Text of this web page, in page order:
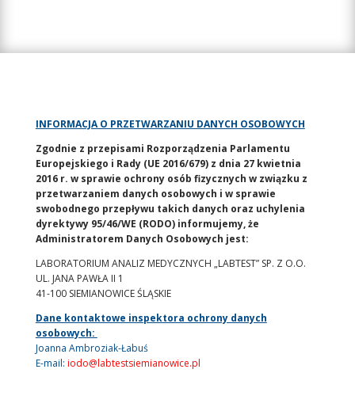
INFORMACJA O PRZETWARZANIU DANYCH OSOBOWYCH
Zgodnie z przepisami Rozporządzenia Parlamentu
Europejskiego i Rady (UE 2016/679) z dnia 27 kwietnia
2016 r. w sprawie ochrony osób fizycznych w związku z
przetwarzaniem danych osobowych i w sprawie
swobodnego przepływu takich danych oraz uchylenia
dyrektywy 95/46/WE (RODO) informujemy, że
Administratorem Danych Osobowych jest:
LABORATORIUM ANALIZ MEDYCZNYCH „LABTEST” SP. Z O.O.
UL. JANA PAWŁA II 1
41-100 SIEMIANOWICE ŚLĄSKIE
Dane kontaktowe inspektora ochrony danych
osobowych:
Joanna Ambroziak-Łabuś
E-mail: iodo@labtestsiemianowice.pl